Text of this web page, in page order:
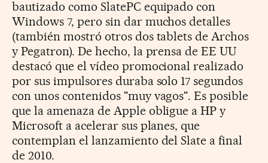
bautizado como SlatePC equipado con
Windows 7, pero sin dar muchos detalles
(también mostró otros dos tablets de Archos
y Pegatron). De hecho, la prensa de EE UU
destacó que el vídeo promocional realizado
por sus impulsores duraba solo 17 segundos
con unos contenidos "muy vagos". Es posible
que la amenaza de Apple obligue a HP y
Microsoft a acelerar sus planes, que
contemplan el lanzamiento del Slate a final
de 2010.